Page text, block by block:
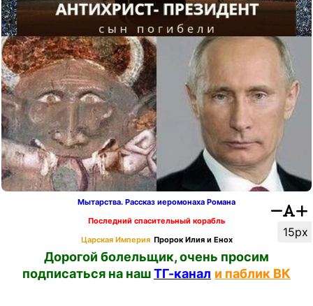
15px
Мытарства. Рассказ иеромонаха Романа
Последний спасительный корабль
Царская Империя Пророк Илия и Енох
Дорогой болельщик, очень просим
подписаться на нашТГ-канал и паблик ВК